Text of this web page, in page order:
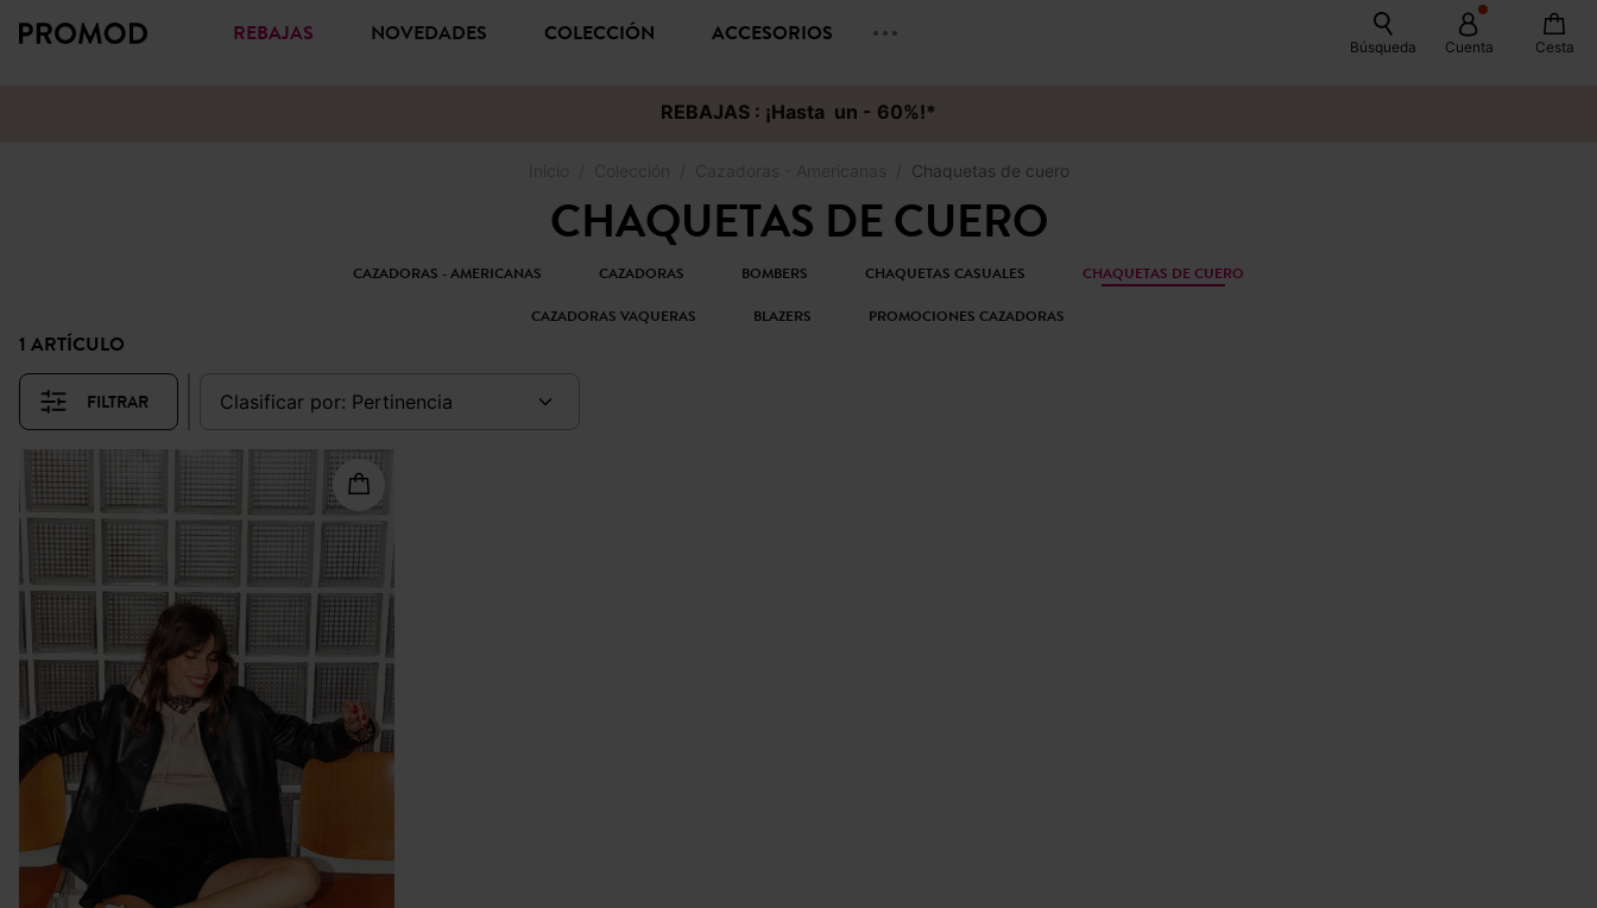
REBAJAS NOVEDADES COLECCIÓN ACCESORIOS Búsqueda Cuenta Cesta
REBAJAS : ¡Hasta un - 60%!*
Chaquetas de cuero
CHAQUETAS DE CUERO
CAZADORAS - AMERICANAS CAZADORAS BOMBERS CHAQUETAS CASUALES
CHAQUETAS DE CUERO
CAZADORAS VAQUERAS
BLAZERS PROMOCIONES CAZADORAS
1 ARTÍCULO
FILTRAR clasificar por: pertinencia